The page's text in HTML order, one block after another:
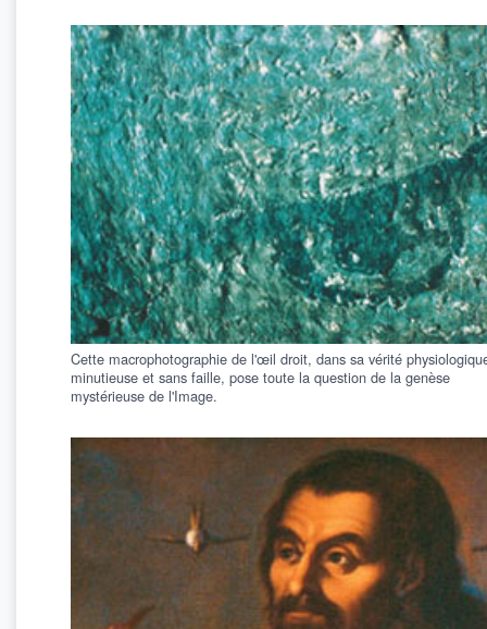
Cette macrophotographie de l'œil droit, dans sa vérité
minutieuse et sans faille, pose toute la question de la genèse
mystérieuse de l'Image.